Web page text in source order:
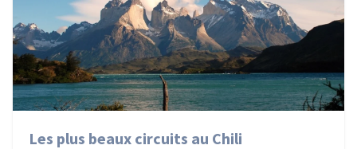
Les plus beaux circuits au Chili